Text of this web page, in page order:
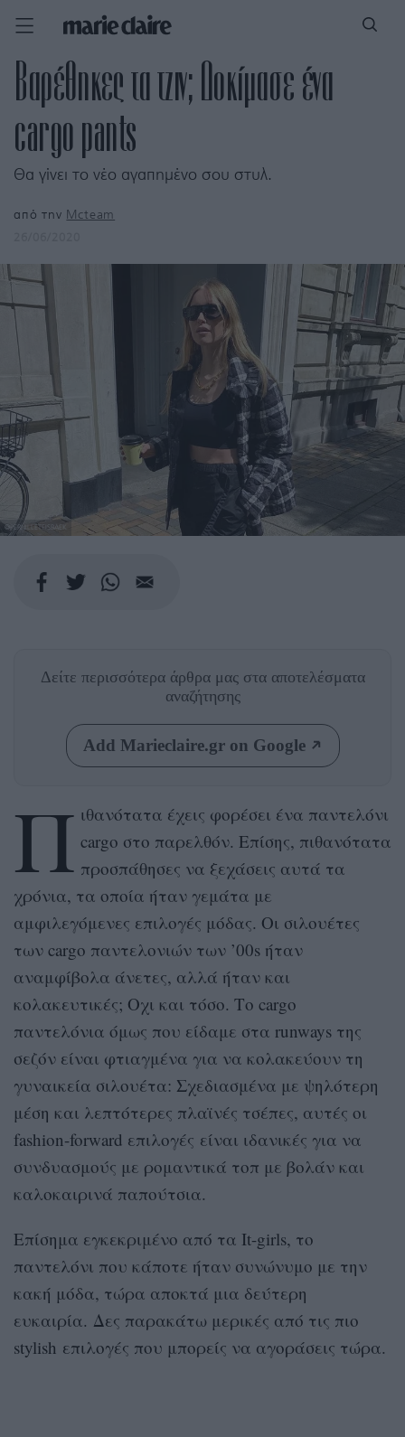
Βαρέθηκες τα τζιν; Δοκίμασε ένα
cargo pants
Θα γίνει το νέο αγαπημένο σου στυλ.
από την Mcteam
@PERNILLETEISBAEK
Δείτε περισσότερα άρθρα μας στα αποτελέσματα
αναζήτησης
Add Marieclaire.gr on Google
Π ιθανότατα έχεις φορέσει ένα παντελόνι
cargo στο παρελθόν. Επίσης, πιθανότατα
προσπάθησες να ξεχάσεις αυτά τα
χρόνια, τα οποία ήταν γεμάτα με
αμφιλεγόμενες επιλογές μόδας. Οι σιλουέτες
των cargo παντελονιών των ’00s ήταν
αναμφίβολα άνετες, αλλά ήταν και
κολακευτικές; Οχι και τόσο. Το cargo
παντελόνια όμως που είδαμε στα runways της
σεζόν είναι φτιαγμένα για να κολακεύουν τη
γυναικεία σιλουέτα: Σχεδιασμένα με ψηλότερη
μέση και λεπτότερες πλαϊνές τσέπες, αυτές οι
fashion-forward επιλογές είναι ιδανικές για να
συνδυασμούς με ρομαντικά τοπ με βολάν και
καλοκαιρινά παπούτσια.
Επίσημα εγκεκριμένo από τα It-girls, το
παντελόνι που κάποτε ήταν συνώνυμο με την
κακή μόδα, τώρα αποκτά μια δεύτερη
ευκαιρία. Δες παρακάτω μερικές από τις πιο
stylish επιλογές που μπορείς να αγοράσεις τώρα.